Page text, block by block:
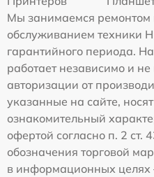
Мы занимаемся ремонтом
обслуживанием техники
гарантийного периода.
работает независимо и
авторизации от
указанные на сайте,
ознакомительный
офертой согласно п. 2
обозначения торговой
в информационных целях